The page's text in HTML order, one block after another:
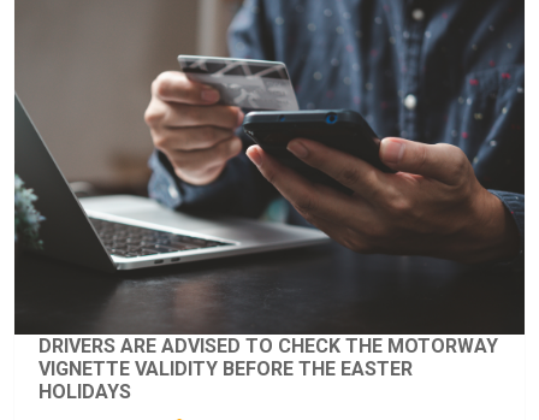
DRIVERS ARE ADVISED TO CHECK THE MOTORWAY
VIGNETTE VALIDITY BEFORE THE EASTER
HOLIDAYS